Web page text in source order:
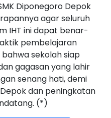
Diponegoro Depok
agar seluruh
IHT ini dapat benar-
pembelajaran
sekolah siap
gagasan yang lahir
senang hati, demi
dan peningkatan
(*)